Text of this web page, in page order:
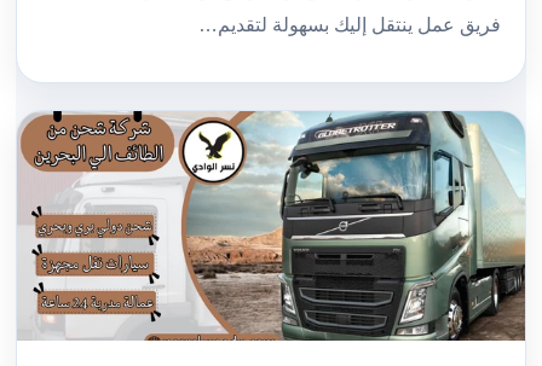
فريق عمل ينتقل إليك بسهولة لتقديم…